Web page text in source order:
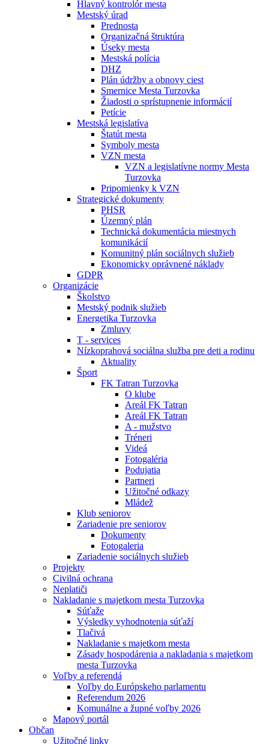
Hlavný kontrolór mesta
Mestský úrad
Prednosta
Organizačná štruktúra
Úseky mesta
Mestská polícia
DHZ
Plán údržby a obnovy ciest
Smernice Mesta Turzovka
Žiadosti o sprístupnenie informácií
Petície
Mestská legislatíva
Štatút mesta
Symboly mesta
VZN mesta
VZN a legislatívne normy Mesta
Turzovka
Pripomienky k VZN
Strategické dokumenty
PHSR
Územný plán
Technická dokumentácia miestnych
komunikácií
Komunitný plán sociálnych služieb
Ekonomicky oprávnené náklady
GDPR
Organizácie
Školstvo
Mestský podnik služieb
Energetika Turzovka
Zmluvy
T - services
Nízkoprahová sociálna služba pre deti a rodinu
Aktuality
Šport
FK Tatran Turzovka
O klube
Areál FK Tatran
Areál FK Tatran
A - mužstvo
Tréneri
Videá
Fotogaléria
Podujatia
Partneri
Užitočné odkazy
Mládež
Klub seniorov
Zariadenie pre seniorov
Dokumenty
Fotogaleria
Zariadenie sociálnych služieb
Projekty
Civilná ochrana
Neplatiči
Nakladanie s majetkom mesta Turzovka
Súťaže
Výsledky vyhodnotenia súťaží
Tlačivá
Nakladanie s majetkom mesta
Zásady hospodárenia a nakladania s majetkom
mesta Turzovka
Voľby a referendá
Voľby do Európskeho parlamentu
Referendum 2026
Komunálne a župné voľby 2026
Mapový portál
Občan
Užitočné linky